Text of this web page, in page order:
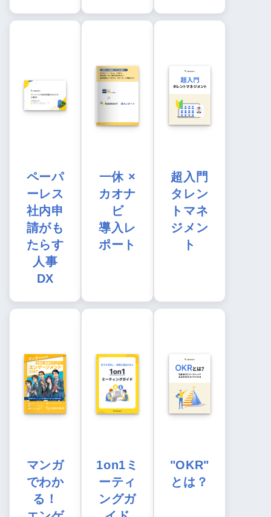
ペーパ
ーレス
社内申
請がも
たらす
人事
DX
一休 ×
カオナ
ビ
導入レ
ポート
超入門
タレン
トマネ
ジメン
ト
マンガ
でわか
る！
1on1ミ
ーティ
ングガ
"OKR"
とは？